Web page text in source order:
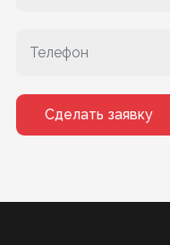
Сделать заявку